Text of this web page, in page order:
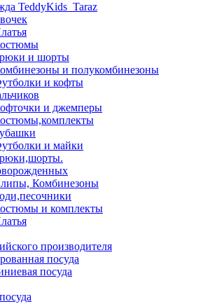
TeddyKids_Taraz
и шорты
и полукомбинезоны
и кофты
и джемперы
и майки
Комбинезоны
и комплекты
производителя
посуда
посуда